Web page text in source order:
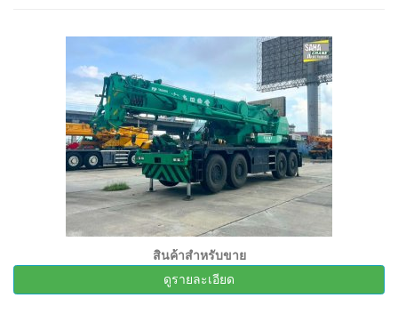
สินค้าสำหรับขาย
ดูรายละเอียด